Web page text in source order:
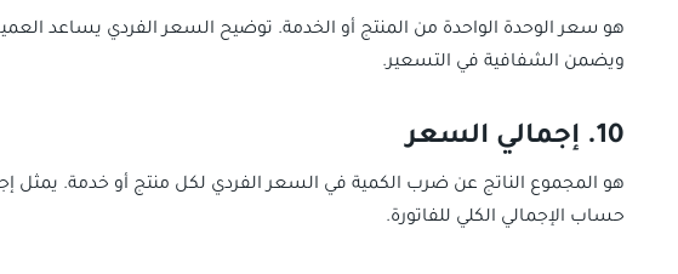
هو سعر الوحدة الواحدة من المنتج أو الخدمة. توضيح السعر الفردي يساعد
ويضمن الشفافية في التسعير.
10. إجمالي السعر
هو المجموع الناتج عن ضرب الكمية في السعر الفردي لكل منتج أو خدمة. يمثل
حساب الإجمالي الكلي للفاتورة.